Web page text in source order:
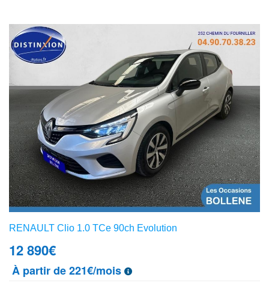
RENAULT Clio 1.0 TCe 90ch Evolution
12 890€
À partir de 221€/mois